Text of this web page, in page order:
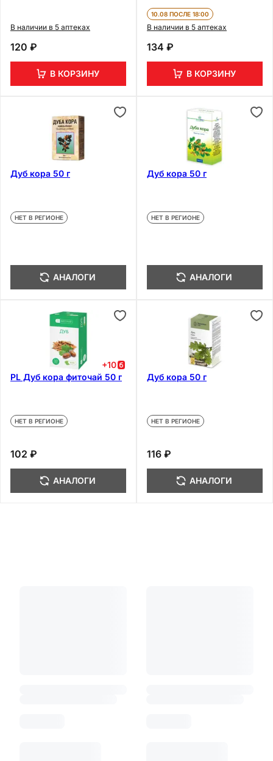
В наличии в 5 аптеках
120 ₽
В КОРЗИНУ
10.08 ПОСЛЕ 18:00
В наличии в 5 аптеках
134 ₽
В КОРЗИНУ
Дуб кора 50 г
НЕТ В РЕГИОНЕ
АНАЛОГИ
Дуб кора 50 г
НЕТ В РЕГИОНЕ
АНАЛОГИ
+10
PL Дуб кора фиточай 50 г
НЕТ В РЕГИОНЕ
102 ₽
АНАЛОГИ
Дуб кора 50 г
НЕТ В РЕГИОНЕ
116 ₽
АНАЛОГИ